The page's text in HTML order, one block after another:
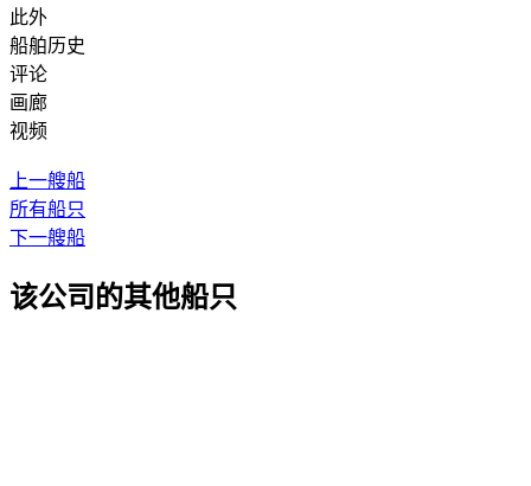
此外
船舶历史
评论
画廊
视频
上一艘船
所有船只
下一艘船
该公司的其他船只